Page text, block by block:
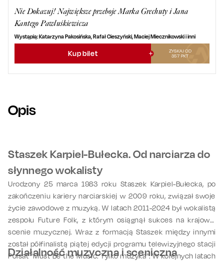
Nie Dokazuj! Największe przeboje Marka Grechuty i Jana
Kantego Pawluśkiewicza
Wystąpią: Katarzyna Pakosińska, Rafał Cieszyński, Maciej Miecznikowski i inni
Kup bilet
ZYSKAJ OD
357 PKT
Opis
Staszek Karpiel-Bułecka. Od narciarza do
słynnego wokalisty
Urodzony 25 marca 1983 roku Staszek Karpiel-Bułecka, po
zakończeniu kariery narciarskiej w 2009 roku, związał swoje
życie zawodowe z muzyką. W latach 2011-2024 był wokalistą
zespołu Future Folk, z którym osiągnął sukces na krajowej
scenie muzycznej. Wraz z formacją Staszek między innymi
został półfinalistą piątej edycji programu telewizyjnego stacji
Polsat "Must Be the Music. Tylko muzyka". W kolejnych latach
Działalność muzyczna i sceniczna